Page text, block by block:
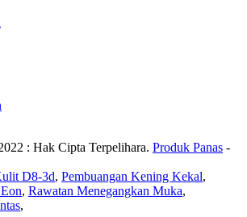
: Hak Cipta Terpelihara. Produk Panas -
D8-3d, Pembuangan Kening Kekal,
, Rawatan Menegangkan Muka,
,